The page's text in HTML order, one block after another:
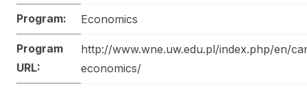
Program: Economics
Program
URL:
http://www.wne.uw.edu.pl/index.php/en/
economics/